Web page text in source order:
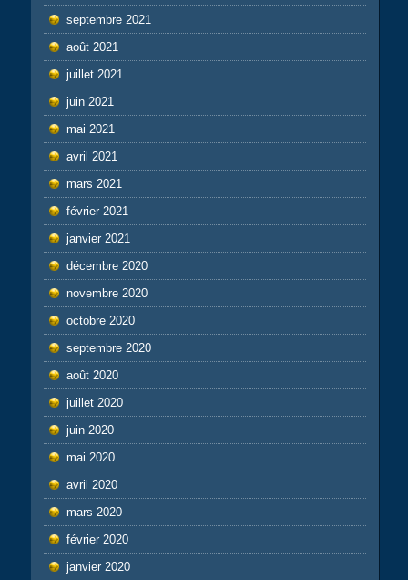
septembre 2021
août 2021
juillet 2021
juin 2021
mai 2021
avril 2021
mars 2021
février 2021
janvier 2021
décembre 2020
novembre 2020
octobre 2020
septembre 2020
août 2020
juillet 2020
juin 2020
mai 2020
avril 2020
mars 2020
février 2020
janvier 2020